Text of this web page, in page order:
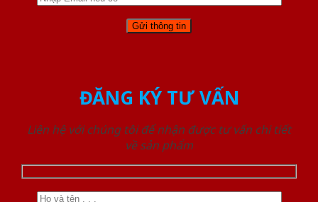
ĐĂNG KÝ TƯ VẤN
Liên hệ với chúng tôi để nhận được tư vấn chi tiết
về sản phẩm